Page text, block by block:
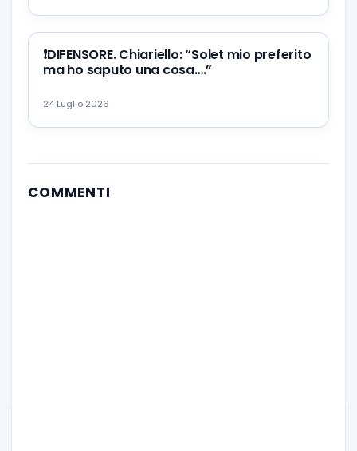
❗️DIFENSORE. Chiariello: “Solet mio preferito
ma ho saputo una cosa….”
24 Luglio 2026
COMMENTI